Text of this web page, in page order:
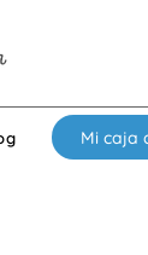
Mi caja